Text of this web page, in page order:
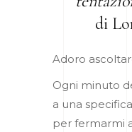
di
Adoro
Ogni minuto
a una
per fermarmi